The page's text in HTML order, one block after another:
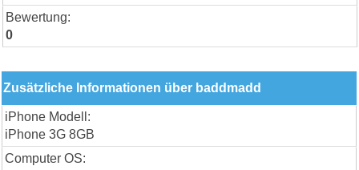
Bewertung:
0
Zusätzliche Informationen über baddmadd
iPhone Modell:
iPhone 3G 8GB
Computer OS: